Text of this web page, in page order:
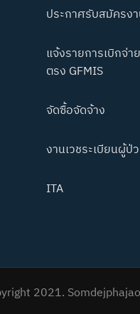
ประกาศรับสมัครง
แจ้งรายการเบิกจ่า
ตรง GFMIS
จัดซื้อจัดจ้าง
งานเวชระเบียนผู้ป่
ITA
2021.